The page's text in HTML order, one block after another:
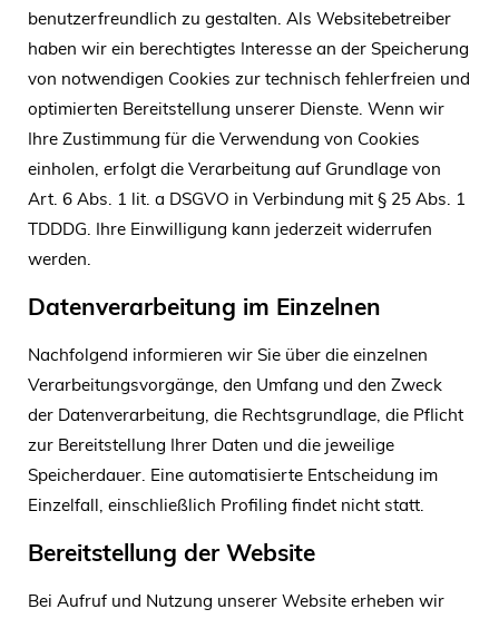
benutzerfreundlich zu gestalten. Als Websitebetreiber
haben wir ein berechtigtes Interesse an der Speicherung
von notwendigen Cookies zur technisch fehlerfreien und
optimierten Bereitstellung unserer Dienste. Wenn wir
Ihre Zustimmung für die Verwendung von Cookies
einholen, erfolgt die Verarbeitung auf Grundlage von
Art. 6 Abs. 1 lit. a DSGVO in Verbindung mit § 25 Abs. 1
TDDDG. Ihre Einwilligung kann jederzeit widerrufen
werden.
Datenverarbeitung im Einzelnen
Nachfolgend informieren wir Sie über die einzelnen
Verarbeitungsvorgänge, den Umfang und den Zweck
der Datenverarbeitung, die Rechtsgrundlage, die Pflicht
zur Bereitstellung Ihrer Daten und die jeweilige
Speicherdauer. Eine automatisierte Entscheidung im
Einzelfall, einschließlich Profiling findet nicht statt.
Bereitstellung der Website
Bei Aufruf und Nutzung unserer Website erheben wir